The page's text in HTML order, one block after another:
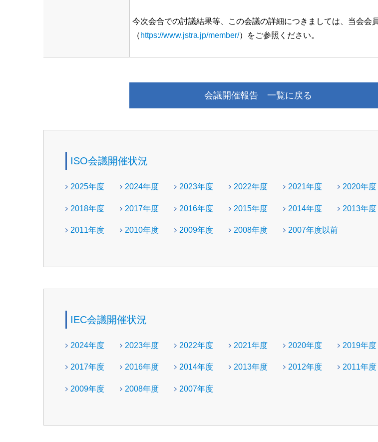
今次会合での討議結果等、この会議の詳細につきましては、当会会
（ https://www.jstra.jp/member/）をご参照ください。
会議開催報告 一覧に戻る
ISO会議開催状況
2025年度 2024年度 2023年度 2022年度 2021年度 2020年度
2018年度 2017年度 2016年度 2015年度 2014年度 2013年度
2011年度 2010年度 2009年度 2008年度 2007年度以前
IEC会議開催状況
2024年度 2023年度 2022年度 2021年度 2020年度 2019年度
2017年度 2016年度 2014年度 2013年度 2012年度 2011年度
2009年度 2008年度 2007年度